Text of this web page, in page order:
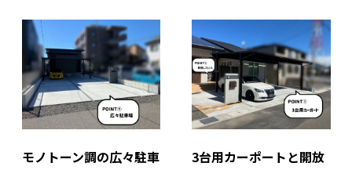
モノトーン調の広々駐車
3台用カーポートと開放